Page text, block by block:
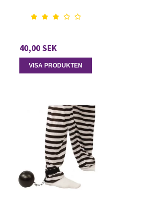
40,00 SEK
VISA PRODUKTEN